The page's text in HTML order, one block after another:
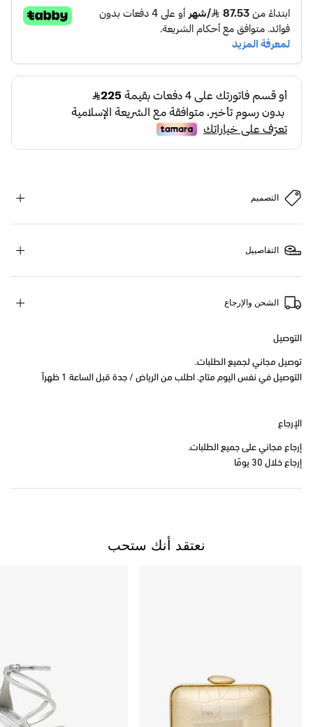
التصميم
التفاصييل
الشحن والإرجاع
التوصيل
توصيل مجاني لجميع الطلبات.
التوصيل في نفس اليوم متاح. اطلب من الرياض / جدة قبل الساعة 1 ظهراً
الإرجاع
إرجاع مجاني على جميع الطلبات.
إرجاع خلال 30 يومًا
نعتقد أنك ستحب